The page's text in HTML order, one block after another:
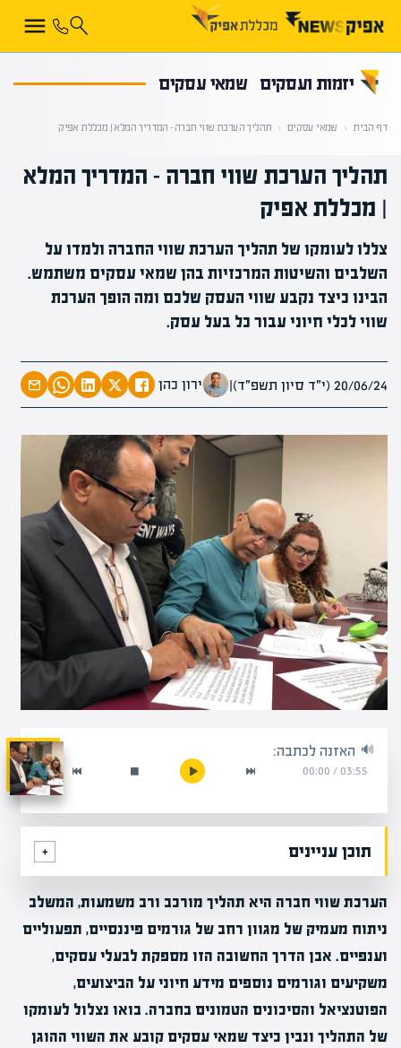
יזמות ועסקים שמאי עסקים
דף הבית ‹ שמאי עסקים ‹ תהליך הערכת שווי חברה – המדריך המלא | מכללת אפיק
תהליך הערכת שווי חברה – המדריך המלא
| מכללת אפיק
צללו לעומקו של תהליך הערכת שווי החברה ולמדו על
השלבים והשיטות המרכזיות בהן שמאי עסקים משתמש.
הבינו כיצד נקבע שווי העסק שלכם ומה הופך הערכת
שווי לכלי חיוני עבור כל בעל עסק.
20/06/24 (י״ד סיון תשפ״ד) | ירון כהן
האזנה לכתבה:
03:55
/
00:00
תוכן עניינים
הערכת שווי חברה היא תהליך מורכב ורב משמעות, המשלב
ניתוח מעמיק של מגוון רחב של גורמים פיננסיים, תפעוליים
וענפיים. אבן הדרך החשובה הזו מספקת לבעלי עסקים,
משקיעים וגורמים נוספים מידע חיוני על הביצועים,
הפוטנציאל והסיכונים הטמונים בחברה. בואו נצלול לעומקו
של התהליך ונבין כיצד שמאי עסקים קובע את השווי ההוגן